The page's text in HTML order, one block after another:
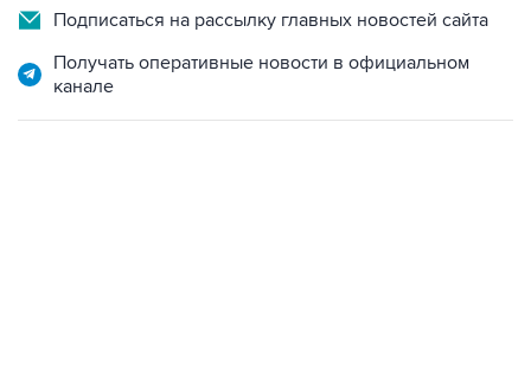
Получать оперативные новости в официальном